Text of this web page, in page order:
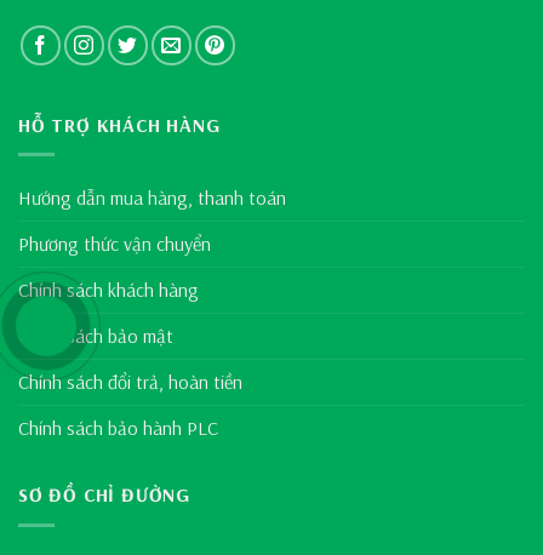
HỖ TRỢ KHÁCH HÀNG
Hướng dẫn mua hàng, thanh toán
Phương thức vận chuyển
Chính sách khách hàng
Chính sách bảo mật
Chính sách đổi trả, hoàn tiền
Chính sách bảo hành PLC
SƠ ĐỒ CHỈ ĐƯỜNG